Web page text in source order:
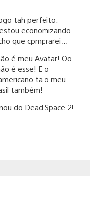
tah perfeito.
economizando
que cpmprarei…
é meu Avatar! Oo
é esse! E o
ta o meu
também!
do Dead Space 2!